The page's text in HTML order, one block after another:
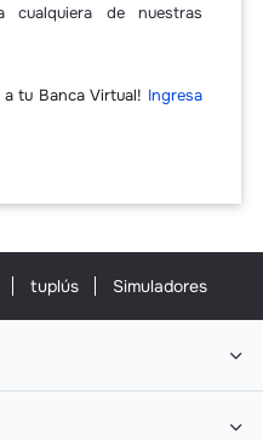
cualquiera de nuestras
tu Banca Virtual! Ingresa
tuplús Simuladores